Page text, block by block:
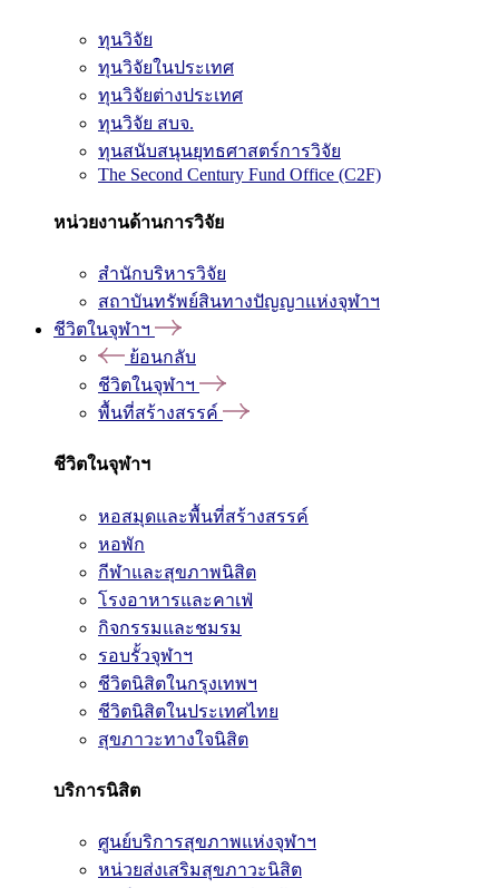
ทุนวิจัย
ทุนวิจัยในประเทศ
ทุนวิจัยต่างประเทศ
ทุนวิจัย สบจ.
ทุนสนับสนุนยุทธศาสตร์การวิจัย
The Second Century Fund Office (C2F)
หน่วยงานด้านการวิจัย
สำนักบริหารวิจัย
สถาบันทรัพย์สินทางปัญญาแห่งจุฬาฯ
ชีวิตในจุฬาฯ
ย้อนกลับ
ชีวิตในจุฬาฯ
พื้นที่สร้างสรรค์
ชีวิตในจุฬาฯ
หอสมุดและพื้นที่สร้างสรรค์
หอพัก
กีฬาและสุขภาพนิสิต
โรงอาหารและคาเฟ่
กิจกรรมและชมรม
รอบรั้วจุฬาฯ
ชีวิตนิสิตในกรุงเทพฯ
ชีวิตนิสิตในประเทศไทย
สุขภาวะทางใจนิสิต
บริการนิสิต
ศูนย์บริการสุขภาพแห่งจุฬาฯ
หน่วยส่งเสริมสุขภาวะนิสิต